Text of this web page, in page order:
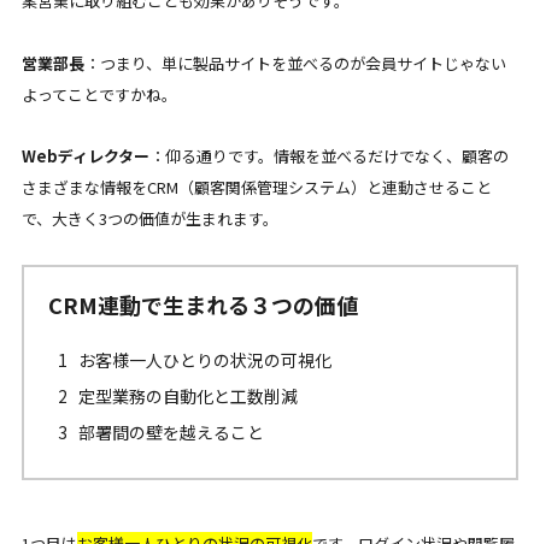
営業部長 ：つまり、単に製品サイトを並べるのが会員サイトじゃない
よってことですかね。
Webディレクター ：仰る通りです。情報を並べるだけでなく、顧客の
さまざまな情報をCRM（顧客関係管理システム）と連動させること
で、大きく3つの価値が生まれます。
CRM連動で生まれる３つの価値
お客様一人ひとりの状況の可視化
定型業務の自動化と工数削減
部署間の壁を越えること